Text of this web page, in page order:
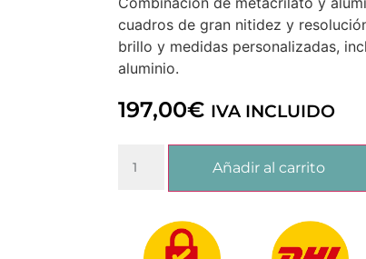
cuadros de gran nitidez y
brillo y medidas personalizadas,
aluminio.
197,00€ IVA INCLUIDO
Añadir al carrito